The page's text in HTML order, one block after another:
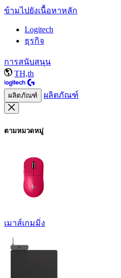
ข้ามไปยังเนื้อหาหลัก
Logitech
ธุรกิจ
การสนับสนุน
TH,th
ผลิตภัณฑ์ ผลิตภัณฑ์
ตามหมวดหมู่
เมาส์เกมมิ่ง